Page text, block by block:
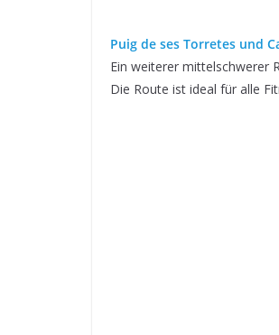
Puig de ses Torretes und
Ein weiterer mittelschwerer
Die Route ist ideal für alle